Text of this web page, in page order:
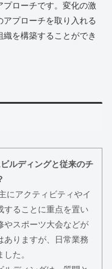
ローチです。変化の激
プローチを取り入れる
を構築することができ
ルディングと従来のチ
にアクティビティやイ
することに重点を置い
やスポーツ大会などが
ありますが、日常業務
た。